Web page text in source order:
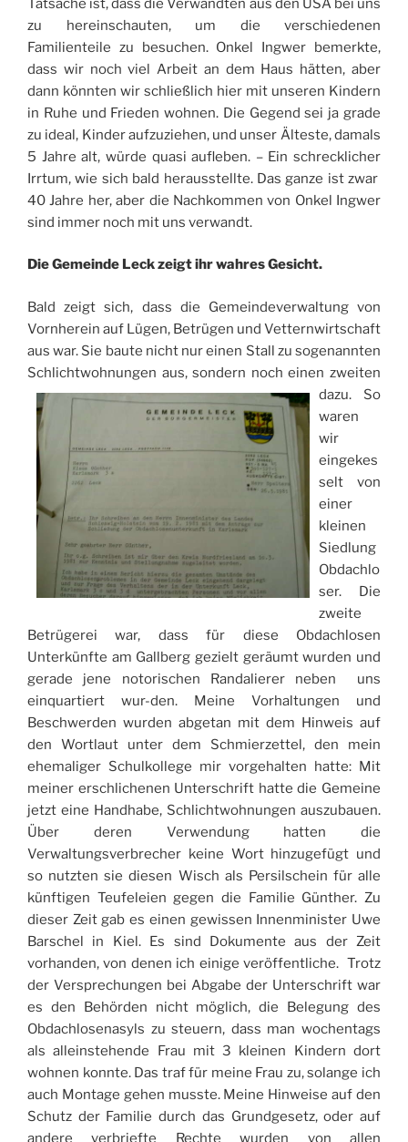
Tatsache ist, dass die Verwandten aus den USA bei uns
zu hereinschauten, um die verschiedenen
Familienteile zu besuchen. Onkel Ingwer bemerkte,
dass wir noch viel Arbeit an dem Haus hätten, aber
dann könnten wir schließlich hier mit unseren Kindern
in Ruhe und Frieden wohnen. Die Gegend sei ja grade
zu ideal, Kinder aufzuziehen, und unser Älteste, damals
5 Jahre alt, würde quasi aufleben. – Ein schrecklicher
Irrtum, wie sich bald herausstellte. Das ganze ist zwar
40 Jahre her, aber die Nachkommen von Onkel Ingwer
sind immer noch mit uns verwandt.
Die Gemeinde Leck zeigt ihr wahres Gesicht.
Bald zeigt sich, dass die Gemeindeverwaltung von
Vornherein auf Lügen, Betrügen und Vetternwirtschaft
aus war. Sie baute nicht nur einen Stall zu sogenannten
Schlichtwohnungen aus, sondern noch einen zweiten
dazu. So
waren
wir
eingekes
selt von
einer
kleinen
Siedlung
Obdachlo
ser. Die
zweite
Betrügerei war, dass für diese Obdachlosen
Unterkünfte am Gallberg gezielt geräumt wurden und
gerade jene notorischen Randalierer neben uns
einquartiert wur-den. Meine Vorhaltungen und
Beschwerden wurden abgetan mit dem Hinweis auf
den Wortlaut unter dem Schmierzettel, den mein
ehemaliger Schulkollege mir vorgehalten hatte: Mit
meiner erschlichenen Unterschrift hatte die Gemeine
jetzt eine Handhabe, Schlichtwohnungen auszubauen.
Über deren Verwendung hatten die
Verwaltungsverbrecher keine Wort hinzugefügt und
so nutzten sie diesen Wisch als Persilschein für alle
künftigen Teufeleien gegen die Familie Günther. Zu
dieser Zeit gab es einen gewissen Innenminister Uwe
Barschel in Kiel. Es sind Dokumente aus der Zeit
vorhanden, von denen ich einige veröffentliche. Trotz
der Versprechungen bei Abgabe der Unterschrift war
es den Behörden nicht möglich, die Belegung des
Obdachlosenasyls zu steuern, dass man wochentags
als alleinstehende Frau mit 3 kleinen Kindern dort
wohnen konnte. Das traf für meine Frau zu, solange ich
auch Montage gehen musste. Meine Hinweise auf den
Schutz der Familie durch das Grundgesetz, oder auf
andere verbriefte Rechte wurden von allen